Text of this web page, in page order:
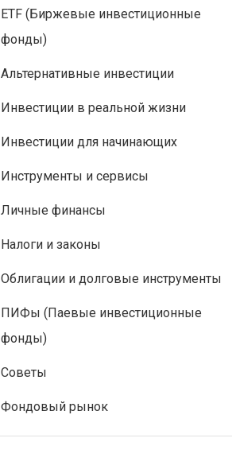
ETF (Биржевые инвестиционные
фонды)
Альтернативные инвестиции
Инвестиции в реальной жизни
Инвестиции для начинающих
Инструменты и сервисы
Личные финансы
Налоги и законы
Облигации и долговые инструменты
ПИФы (Паевые инвестиционные
фонды)
Советы
Фондовый рынок